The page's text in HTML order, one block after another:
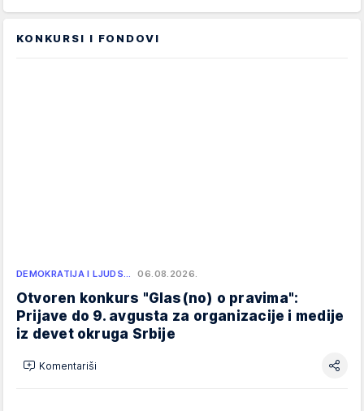
KONKURSI I FONDOVI
DEMOKRATIJA I LJUDS… 06.08.2026.
Otvoren konkurs "Glas(no) o pravima":
Prijave do 9. avgusta za organizacije i medije
iz devet okruga Srbije
Komentariši